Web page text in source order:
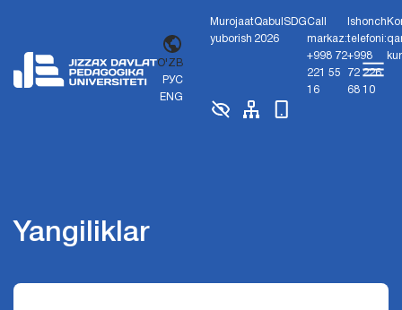
O'ZB
РУС
ENG
Murojaat
yuborish
Qabul
2026
SDGCall
markaz:
+998 72
221 55
16
Ishonch
telefoni:
+998
72 226
68 10
Yangiliklar